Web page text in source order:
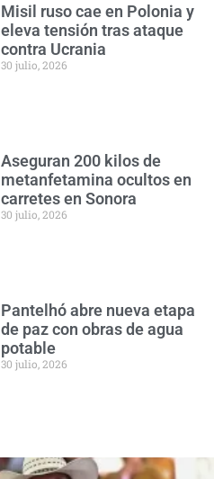
Misil ruso cae en Polonia y
eleva tensión tras ataque
contra Ucrania
30 julio, 2026
Aseguran 200 kilos de
metanfetamina ocultos en
carretes en Sonora
30 julio, 2026
Pantelhó abre nueva etapa
de paz con obras de agua
potable
30 julio, 2026